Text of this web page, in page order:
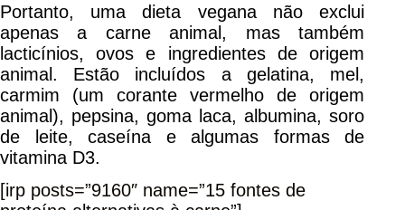
Portanto, uma dieta vegana não exclui
apenas a carne animal, mas também
lacticínios, ovos e ingredientes de origem
animal. Estão incluídos a gelatina, mel,
carmim (um corante vermelho de origem
animal), pepsina, goma laca, albumina, soro
de leite, caseína e algumas formas de
vitamina D3.
[irp posts=”9160″ name=”15 fontes de